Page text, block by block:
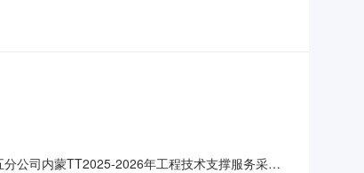
公司内蒙TT2025-2026年工程技术支撑服务采购